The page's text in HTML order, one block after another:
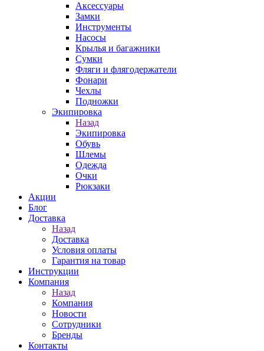
Аксессуары
Замки
Инструменты
Насосы
Крылья и багажники
Сумки
Фляги и флягодержатели
Фонари
Чехлы
Подножки
Экипировка
Назад
Экипировка
Обувь
Шлемы
Одежда
Очки
Рюкзаки
Акции
Блог
Доставка
Назад
Доставка
Условия оплаты
Гарантия на товар
Инструкции
Компания
Назад
Компания
Новости
Сотрудники
Бренды
Контакты